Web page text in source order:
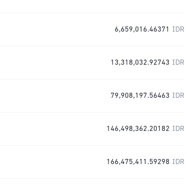
6,659,016.46371 IDR
13,318,032.92743 IDR
79,908,197.56463 IDR
146,498,362.20182 IDR
166,475,411.59298 IDR